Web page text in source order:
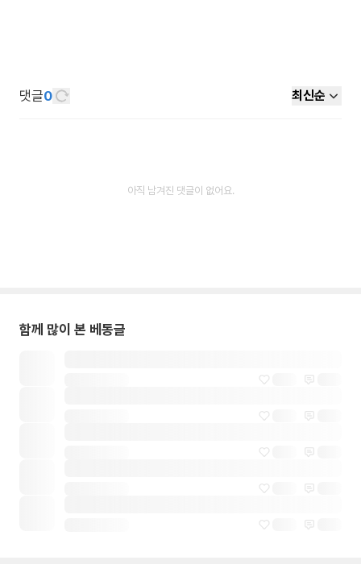
댓글0 최신순
아직 남겨진 댓글이 없어요.
함께 많이 본 베동글